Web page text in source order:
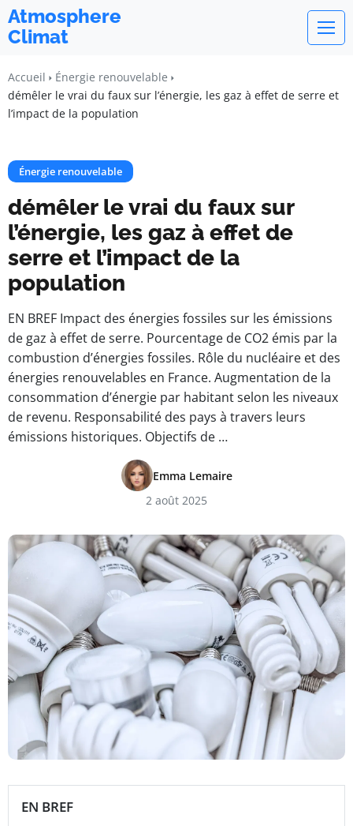
Atmosphere
Climat
Accueil
Énergie renouvelable
démêler le vrai du faux sur l’énergie, les gaz à effet de serre et
l’impact de la population
Énergie renouvelable
démêler le vrai du faux sur
l’énergie, les gaz à effet de
serre et l’impact de la
population
EN BREF Impact des énergies fossiles sur les émissions
de gaz à effet de serre. Pourcentage de CO2 émis par la
combustion d’énergies fossiles. Rôle du nucléaire et des
énergies renouvelables en France. Augmentation de la
consommation d’énergie par habitant selon les niveaux
de revenu. Responsabilité des pays à travers leurs
émissions historiques. Objectifs de …
Emma Lemaire
2 août 2025
EN BREF